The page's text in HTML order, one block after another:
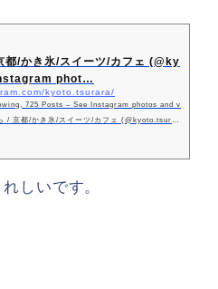
都/かき氷/スイーツ/カフェ (@ky
phot…
kyoto.tsurara/
725 Posts – See Instagram photos and v
/ 京都/かき氷/スイーツ/カフェ (@kyoto.tsurar
しいです。